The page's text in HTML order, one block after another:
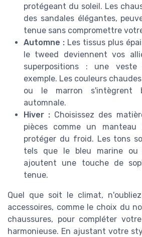
protégeant du soleil. Les
des sandales élégantes,
tenue sans compromettre
Automne : Les tissus plus
le tweed deviennent vos
superpositions : une
exemple. Les couleurs
ou le marron s'intègrent
automnale.
Hiver : Choisissez des
pièces comme un
protéger du froid. Les tons
tels que le bleu marine ou
ajoutent une touche de
tenue.
Quel que soit le climat,
accessoires, comme le choix du
chaussures, pour compléter
harmonieuse. En ajustant votre